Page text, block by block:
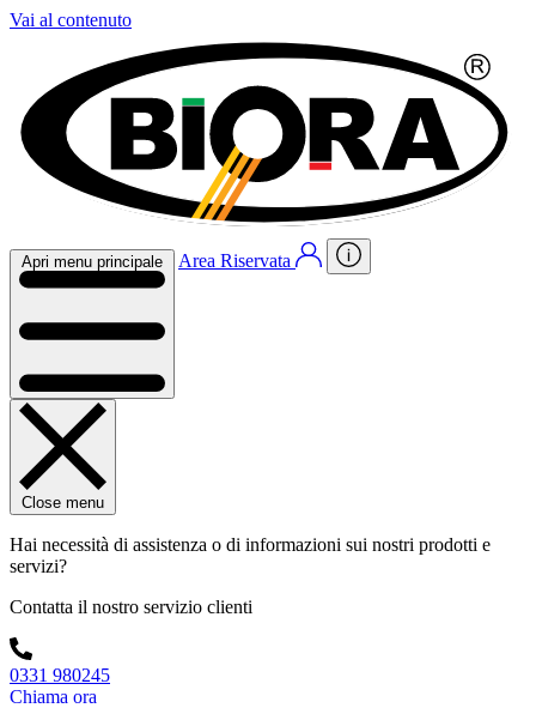
Vai al contenuto
Apri menu principale Area Riservata
Close menu
Hai necessità di assistenza o di informazioni sui nostri prodotti e
servizi?
Contatta il nostro servizio clienti
0331 980245
Chiama ora